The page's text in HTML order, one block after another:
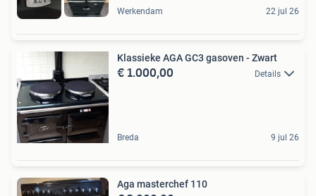
Werkendam 22 jul 26
Klassieke AGA GC3 gasoven - Zwart
€ 1.000,00 Details
Breda 9 jul 26
Aga masterchef 110